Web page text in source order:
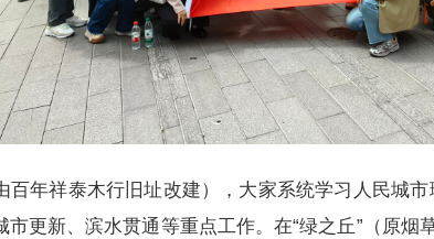
百年祥泰木行旧址改建），大家系统学习人民城
更新、滨水贯通等重点工作。在“绿之丘”（原